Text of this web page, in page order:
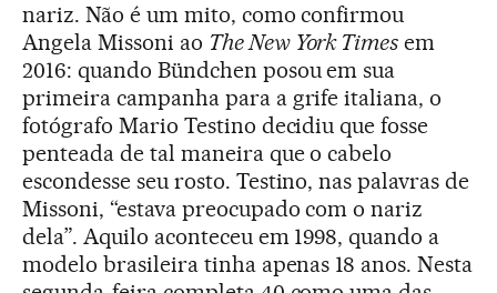
nariz. Não é um mito, como confirmou
Angela Missoni ao The New York Times em
2016: quando Bündchen posou em sua
primeira campanha para a grife italiana, o
fotógrafo Mario Testino decidiu que fosse
penteada de tal maneira que o cabelo
escondesse seu rosto. Testino, nas palavras de
Missoni, “estava preocupado com o nariz
dela”. Aquilo aconteceu em 1998, quando a
modelo brasileira tinha apenas 18 anos. Nesta